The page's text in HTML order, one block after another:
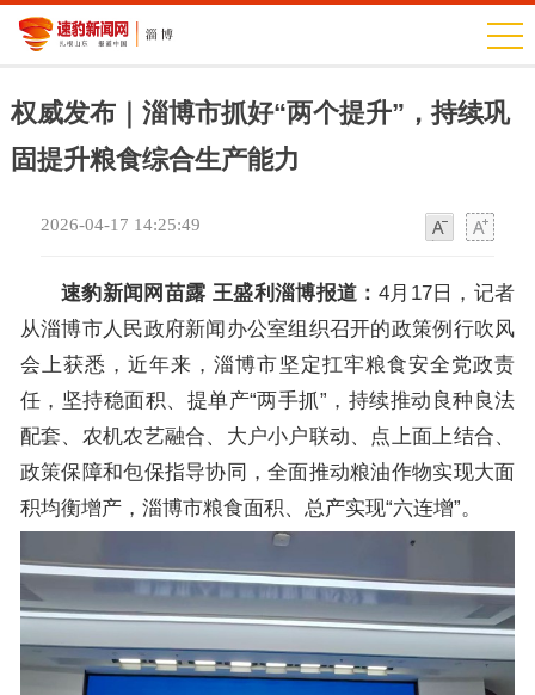
权威发布｜淄博市抓好“两个提升”，持续巩
固提升粮食综合生产能力
2026-04-17 14:25:49
速豹新闻网苗露 王盛利淄博报道： 4月17日，记者
从淄博市人民政府新闻办公室组织召开的政策例行吹风
会上获悉，近年来，淄博市坚定扛牢粮食安全党政责
任，坚持稳面积、提单产“两手抓”，持续推动良种良法
配套、农机农艺融合、大户小户联动、点上面上结合、
政策保障和包保指导协同，全面推动粮油作物实现大面
积均衡增产，淄博市粮食面积、总产实现“六连增”。